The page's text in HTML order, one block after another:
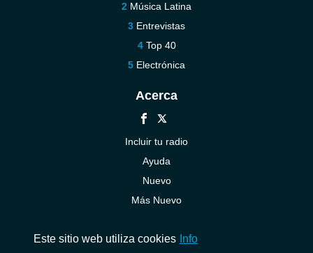
Música Latina
Entrevistas
Top 40
Electrónica
Acerca
Incluir tu radio
Ayuda
Nuevo
Más Nuevo
Este sitio web utiliza cookies Info